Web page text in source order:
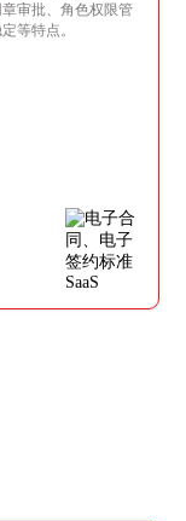
审批、角色权限管
等特点。